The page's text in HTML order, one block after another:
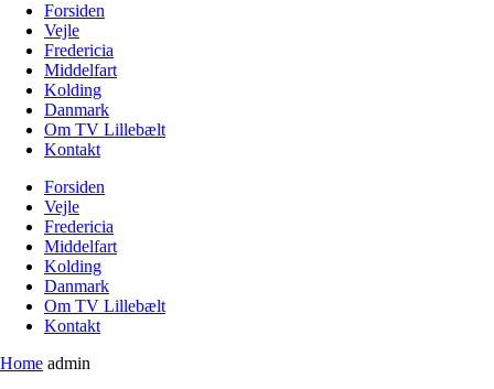
Forsiden
Vejle
Fredericia
Middelfart
Kolding
Danmark
Om TV Lillebælt
Kontakt
Forsiden
Vejle
Fredericia
Middelfart
Kolding
Danmark
Om TV Lillebælt
Kontakt
Home admin